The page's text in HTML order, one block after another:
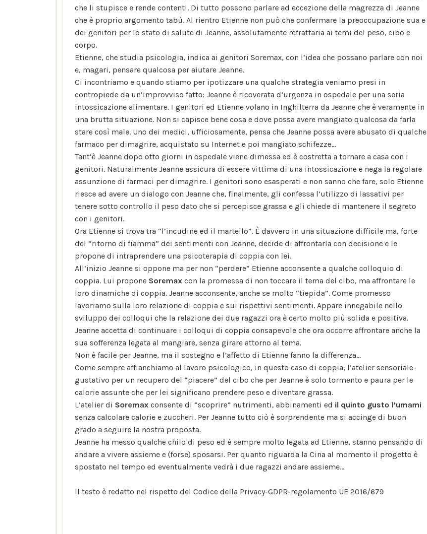
che li stupisce e rende contenti. Di tutto possono parlare ad eccezione della magrezza di Jeanne
che è proprio argomento tabù. Al rientro Etienne non può che confermare la preoccupazione sua e
dei genitori per lo stato di salute di Jeanne, assolutamente refrattaria ai temi del peso, cibo e
corpo.
Etienne, che studia psicologia, indica ai genitori Soremax, con l’idea che possano parlare con noi
e, magari, pensare qualcosa per aiutare Jeanne.
Ci incontriamo e quando stiamo per ipotizzare una qualche strategia veniamo presi in
contropiede da un’improvviso fatto: Jeanne è ricoverata d’urgenza in ospedale per una seria
intossicazione alimentare. I genitori ed Etienne volano in Inghilterra da Jeanne che è veramente in
una brutta situazione. Non si capisce bene cosa e dove possa avere mangiato qualcosa da farla
stare così male. Uno dei medici, ufficiosamente, pensa che Jeanne possa avere abusato di qualche
farmaco per dimagrire, acquistato su Internet e poi mangiato schifezze…
Tant’è Jeanne dopo otto giorni in ospedale viene dimessa ed è costretta a tornare a casa con i
genitori. Naturalmente Jeanne assicura di essere vittima di una intossicazione e nega la regolare
assunzione di farmaci per dimagrire. I genitori sono esasperati e non sanno che fare, solo Etienne
riesce ad avere un dialogo con Jeanne che, finalmente, gli confessa l’utilizzo di lassativi per
tenere sotto controllo il peso dato che si percepisce grassa e gli chiede di mantenere il segreto
con i genitori.
Ora Etienne si trova tra “l’incudine ed il martello”. È davvero in una situazione difficile ma, forte
del “ritorno di fiamma” dei sentimenti con Jeanne, decide di affrontarla con decisione e le
propone di intraprendere una psicoterapia di coppia con lei.
All’inizio Jeanne si oppone ma per non “perdere” Etienne acconsente a qualche colloquio di
coppia. Lui propone Soremax con la promessa di non toccare il tema del cibo, ma affrontare le
loro dinamiche di coppia. Jeanne acconsente, anche se molto “tiepida”. Come promesso
lavoriamo sulla loro relazione di coppia e sui rispettivi sentimenti. Appare innegabile nello
sviluppo dei colloqui che la relazione dei due ragazzi ora è certo molto più solida e positiva.
Jeanne accetta di continuare i colloqui di coppia consapevole che ora occorre affrontare anche la
sua sofferenza legata al mangiare, senza girare attorno al tema.
Non è facile per Jeanne, ma il sostegno e l’affetto di Etienne fanno la differenza…
Come sempre affianchiamo al lavoro psicologico, in questo caso di coppia, l’atelier sensoriale-
gustativo per un recupero del “piacere” del cibo che per Jeanne è solo tormento e paura per le
calorie assunte che per lei significano prendere peso e diventare grassa.
L’atelier di Soremax consente di “scoprire” nutrimenti, abbinamenti ed il quinto gusto l’umami
senza calcolare calorie e zuccheri. Per Jeanne tutto ciò è sorprendente ma si accinge di buon
grado a seguire la nostra proposta.
Jeanne ha messo qualche chilo di peso ed è sempre molto legata ad Etienne, stanno pensando di
andare a vivere assieme e (forse) sposarsi. Per quanto riguarda la Cina al momento il progetto è
spostato nel tempo ed eventualmente vedrà i due ragazzi andare assieme…
Il testo è redatto nel rispetto del Codice della Privacy-GDPR-regolamento UE 2016/679